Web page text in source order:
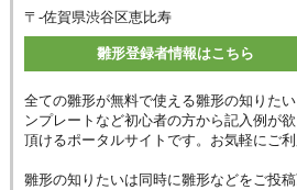
〒-佐賀県渋谷区恵比寿
雛形登録者情報はこちら
全ての雛形が無料で使える雛形の知りた
ンプレートなど初心者の方から記入例が
頂けるポータルサイトです。お気軽にご
雛形の知りたいは同時に雛形などをご投